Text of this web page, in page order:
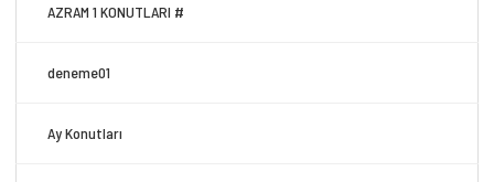
AZRAM 1 KONUTLARI #
deneme01
Ay Konutları